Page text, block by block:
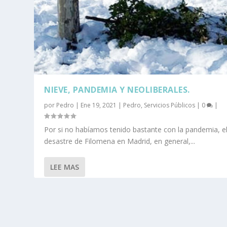
NIEVE, PANDEMIA Y NEOLIBERALES.
por Pedro | Ene 19, 2021 | Pedro, Servicios Públicos | 0 |
Por si no habíamos tenido bastante con la pandemia,
desastre de Filomena en Madrid, en general,...
LEE MAS